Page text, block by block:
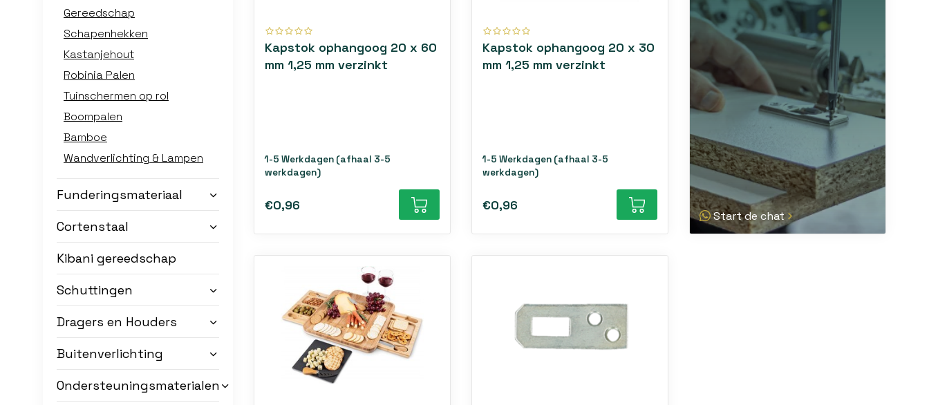
Gereedschap
Schapenhekken
Kastanjehout
Robinia Palen
Tuinschermen op rol
Boompalen
Bamboe
Wandverlichting & Lampen
Funderingsmateriaal
Cortenstaal
Kibani gereedschap
Schuttingen
Dragers en Houders
Buitenverlichting
Ondersteuningsmaterialen
Kapstok ophangoog 20 x 60
mm 1,25 mm verzinkt
1-5 Werkdagen (afhaal 3-5
werkdagen)
€0,96
Kapstok ophangoog 20 x 30
mm 1,25 mm verzinkt
1-5 Werkdagen (afhaal 3-5
werkdagen)
€0,96
Start de chat